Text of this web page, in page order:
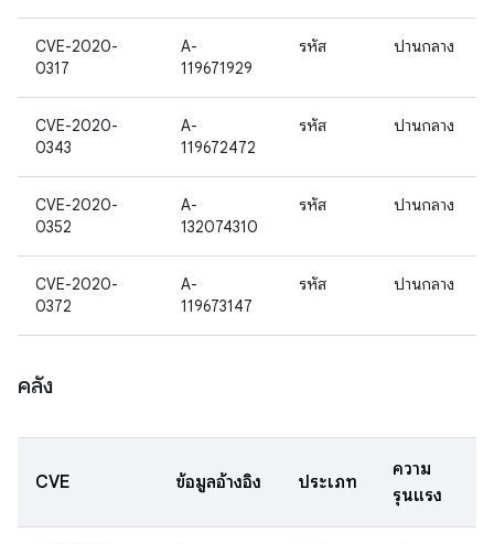
CVE-2020-
0317
A-
119671929
รหัส ปานกลาง
CVE-2020-
0343
A-
119672472
รหัส ปานกลาง
CVE-2020-
0352
A-
132074310
รหัส ปานกลาง
CVE-2020-
0372
A-
119673147
รหัส ปานกลาง
คลัง
CVE ข้อมูลอ้างอิง ประเภท
ความ
รุนแรง